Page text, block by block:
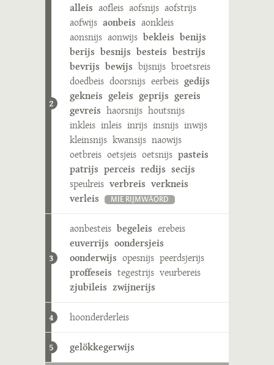
2
alleis aofleis aofsnijs aofstrijs
aofwijs aonbeis aonkleis
aonsnijs aonwijs bekleis benijs
berijs besnijs besteis bestrijs
bevrijs bewijs bijsnijs broetsreis
doedbeis doorsnijs eerbeis gedijs
gekneis geleis geprijs gereis
gevreis haorsnijs houtsnijs
inkleis inleis inrijs insnijs inwijs
kleinsnijs kwansijs naowijs
oetbreis oetsjeis oetsnijs pasteis
patrijs perceis redijs secijs
speulreis verbreis verkneis
verleis
MIE RIJMWÄÖRD
3
aonbesteis begeleis erebeis
euverrijs oondersjeis
oonderwijs opesnijs peerdsjerijs
proffeseis tegestrijs veurbereis
zjubileis zwijnerijs
4 hoonderderleis
5 gelökkegerwijs